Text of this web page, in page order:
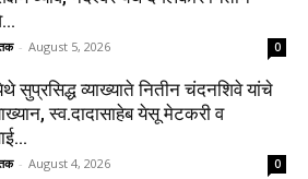
- August 5, 2026 0
सुप्रसिद्ध व्याख्याते नितीन चंदनशिवे यांचे
स्व.दादासाहेब येसू मेटकरी व
- August 4, 2026 0